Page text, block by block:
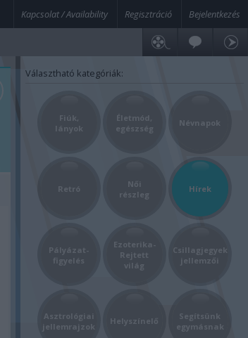
Kapcsolat / Availability Regisztráció Bejelentkezés
Választható kategóriák:
Fiúk,
lányok
Életmód,
egészség
Névnapok
Retró
Női
részleg
Hírek
Pályázat-
figyelés
Ezoterika-
Rejtett
világ
Csillagjegyek
jellemzői
Asztrológiai
jellemrajzok
Helyszínelő
Segítsünk
egymásnak